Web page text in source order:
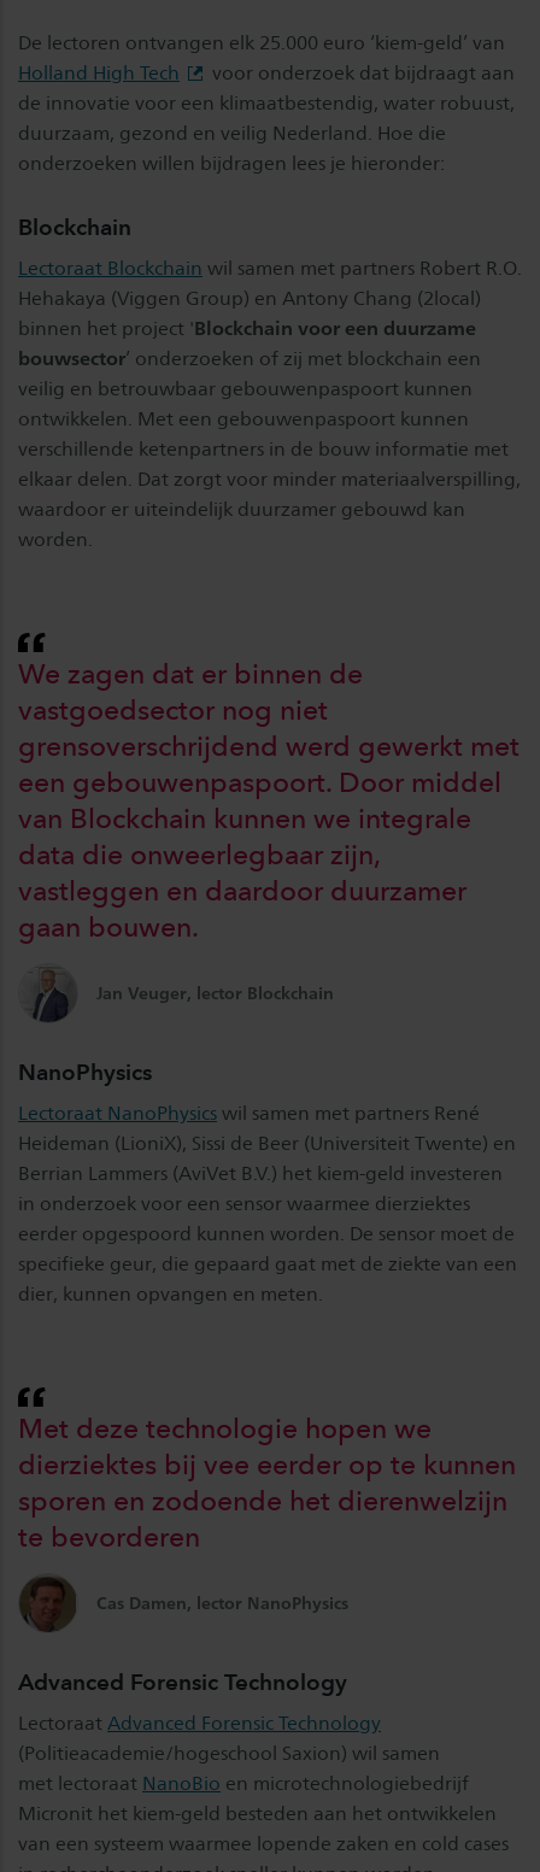
De lectoren ontvangen elk 25.000 euro ‘kiem-geld’ van
Holland High Tech
voor onderzoek dat bijdraagt aan
de innovatie voor een klimaatbestendig, water robuust,
duurzaam, gezond en veilig Nederland. Hoe die
onderzoeken willen bijdragen lees je hieronder:
Blockchain
Lectoraat Blockchain wil samen met partners Robert R.O.
Hehakaya (Viggen Group) en Antony Chang (2local)
binnen het project 'Blockchain voor een duurzame
bouwsector’ onderzoeken of zij met blockchain een
veilig en betrouwbaar gebouwenpaspoort kunnen
ontwikkelen. Met een gebouwenpaspoort kunnen
verschillende ketenpartners in de bouw informatie met
elkaar delen. Dat zorgt voor minder materiaalverspilling,
waardoor er uiteindelijk duurzamer gebouwd kan
worden.
We zagen dat er binnen de
vastgoedsector nog niet
grensoverschrijdend werd gewerkt met
een gebouwenpaspoort. Door middel
van Blockchain kunnen we integrale
data die onweerlegbaar zijn,
vastleggen en daardoor duurzamer
gaan bouwen.
Jan Veuger, lector Blockchain
NanoPhysics
Lectoraat NanoPhysics wil samen met partners René
Heideman (LioniX), Sissi de Beer (Universiteit Twente) en
Berrian Lammers (AviVet B.V.) het kiem-geld investeren
in onderzoek voor een sensor waarmee dierziektes
eerder opgespoord kunnen worden. De sensor moet de
specifieke geur, die gepaard gaat met de ziekte van een
dier, kunnen opvangen en meten.
Met deze technologie hopen we
dierziektes bij vee eerder op te kunnen
sporen en zodoende het dierenwelzijn
te bevorderen
Cas Damen, lector NanoPhysics
Advanced Forensic Technology
Lectoraat Advanced Forensic Technology
(Politieacademie/hogeschool Saxion) wil samen
met lectoraat NanoBio en microtechnologiebedrijf
Micronit het kiem-geld besteden aan het ontwikkelen
van een systeem waarmee lopende zaken en cold cases